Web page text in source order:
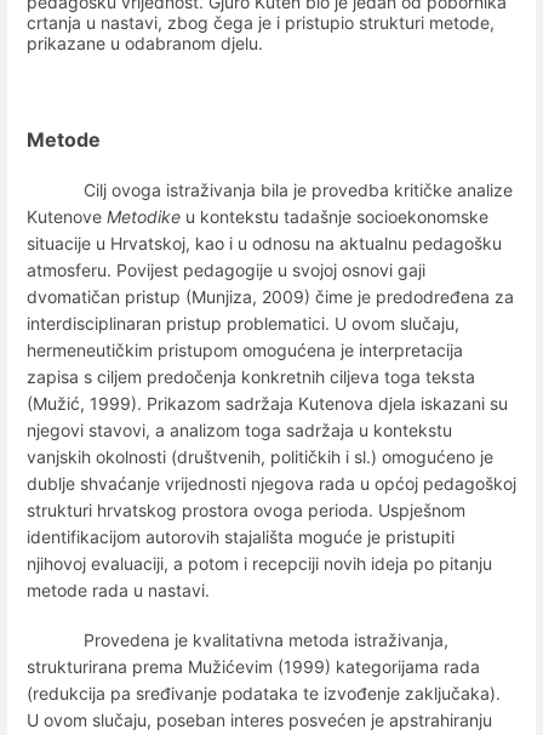
crtanja u nastavi, zbog čega je i pristupio strukturi metode,
prikazane u odabranom djelu.
Metode
Cilj ovoga istraživanja bila je provedba kritičke analize
Kutenove Metodike u kontekstu tadašnje socioekonomske
situacije u Hrvatskoj, kao i u odnosu na aktualnu pedagošku
atmosferu. Povijest pedagogije u svojoj osnovi gaji
dvomatičan pristup (Munjiza, 2009) čime je predodređena za
interdisciplinaran pristup problematici. U ovom slučaju,
hermeneutičkim pristupom omogućena je interpretacija
zapisa s ciljem predočenja konkretnih ciljeva toga teksta
(Mužić, 1999). Prikazom sadržaja Kutenova djela iskazani su
njegovi stavovi, a analizom toga sadržaja u kontekstu
vanjskih okolnosti (društvenih, političkih i sl.) omogućeno je
dublje shvaćanje vrijednosti njegova rada u općoj pedagoškoj
strukturi hrvatskog prostora ovoga perioda. Uspješnom
identifikacijom autorovih stajališta moguće je pristupiti
njihovoj evaluaciji, a potom i recepciji novih ideja po pitanju
metode rada u nastavi.
Provedena je kvalitativna metoda istraživanja,
strukturirana prema Mužićevim (1999) kategorijama rada
(redukcija pa sređivanje podataka te izvođenje zaključaka).
U ovom slučaju, poseban interes posvećen je apstrahiranju